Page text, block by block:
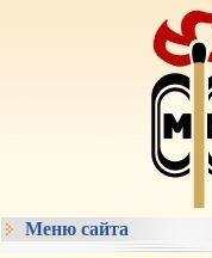
Меню сайта